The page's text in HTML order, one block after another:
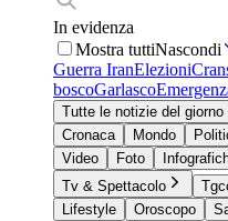
In evidenza
Mostra tuttiNascondi
Guerra IranElezioni
boscoGarlasco
Tutte le notizie del giorno
Cronaca
Mondo
Video
Foto
Tv & Spettacolo
Lifestyle
Oroscopo